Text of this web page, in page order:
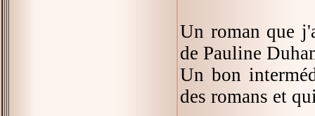
Un roman que
de Pauline
Un bon
des romans et